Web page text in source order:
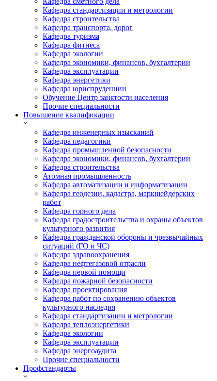
Кафедра стандартизации и метрологии
Кафедра строительства
Кафедра транспорта, дорог
Кафедра туризма
Кафедра фитнеса
Кафедра экологии
Кафедра экономики, финансов, бухгалтерии
Кафедра эксплуатации
Кафедра энергетики
Кафедра юриспруденции
Обучение Центр занятости населения
Прочие специальности
Повышение квалификации
Кафедра инженерных изысканий
Кафедра педагогики
Кафедра промышленной безопасности
Кафедра экономики, финансов, бухгалтерии
Кафедра строительства
Атомная промышленность
Кафедра автоматизации и информатизации
Кафедра геодезии, кадастра, маркшейдерских
работ
Кафедра горного дела
Кафедра градостроительства и охраны объектов
культурного развития
Кафедра гражданской обороны и чрезвычайных
ситуаций (ГО и ЧС)
Кафедра здравоохранения
Кафедра нефтегазовой отрасли
Кафедра первой помощи
Кафедра пожарной безопасности
Кафедра проектирования
Кафедра работ по сохранению объектов
культурного наследия
Кафедра стандартизации и метрологии
Кафедра теплоэнергетики
Кафедра экологии
Кафедра эксплуатации
Кафедра энергоаудита
Прочие специальности
Профстандарты